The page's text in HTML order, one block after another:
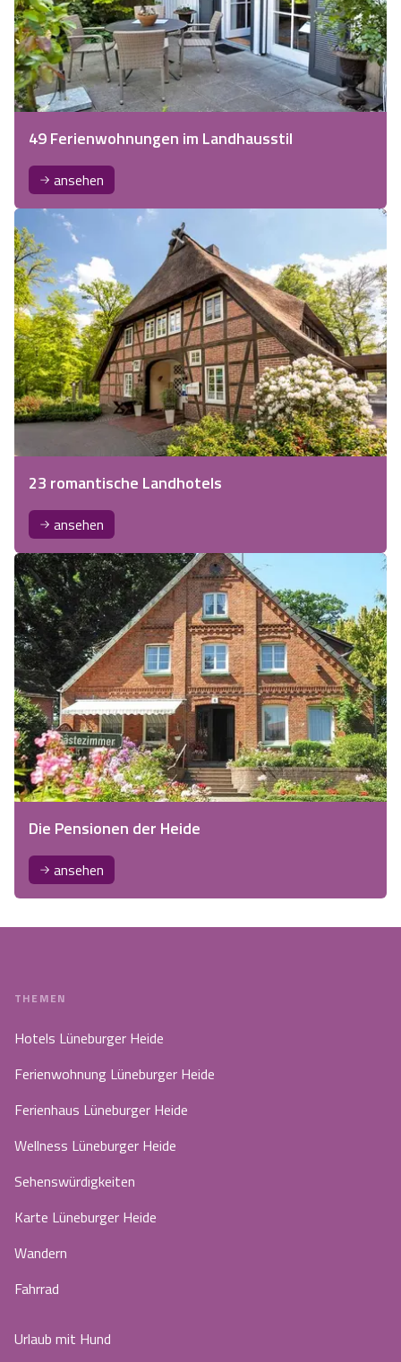
49 Ferienwohnungen im Landhausstil
ansehen
23 romantische Landhotels
ansehen
Die Pensionen der Heide
ansehen
THEMEN
Hotels Lüneburger Heide
Ferienwohnung Lüneburger Heide
Ferienhaus Lüneburger Heide
Wellness Lüneburger Heide
Sehenswürdigkeiten
Karte Lüneburger Heide
Wandern
Fahrrad
Urlaub mit Hund